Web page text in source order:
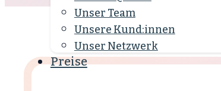
Unser Team
Unsere Kund:innen
Unser Netzwerk
Preise